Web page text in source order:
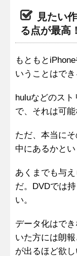
見たい
る点が最高！
もともと
いうことはでき
huluなどのス
で、それは可能
ただ、本当に
中にあるかとい
あくまでも与
だ。DVDでは
い。
データ化はで
いた方には朗
が出るほど欲